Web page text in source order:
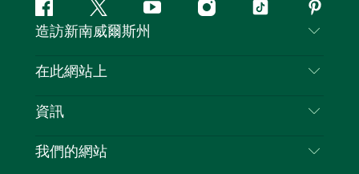
Facebook嘰
嘰
喳
Youtube Instagram
抖
造訪新南威爾斯州
聯絡我們
隱私
Cookie 通知
在此網站上
目的地
新南威爾斯州公路旅行
資訊
旅行資訊
我們的網站